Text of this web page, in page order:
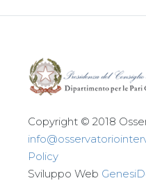
Copyright © 2018
Policy
Sviluppo Web